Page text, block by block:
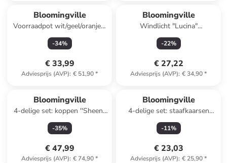
Bloomingville
Voorraadpot wit/geel/oranje -
(H)12 x Ø 11 cm
-34%
€ 33,99
Adviesprijs (AVP): € 51,90*
Bloomingville
Windlicht "Lucina"
zilverkleurig - (H)20 x Ø 11
cm
-22%
€ 27,22
Adviesprijs (AVP): € 34,90*
Bloomingville
4-delige set: koppen ''Sheen''
lichtbruin/turquoise - 400 ml
-35%
€ 47,99
Adviesprijs (AVP): € 74,90*
Bloomingville
4-delige set: staafkaarsen
"Frost" grijs - 4x 75 g
-11%
€ 23,03
Adviesprijs (AVP): € 25,90*